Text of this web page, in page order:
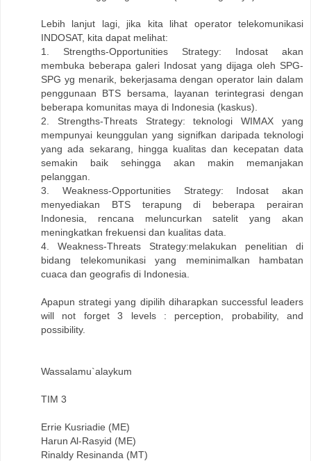
Lebih lanjut lagi, jika kita lihat operator telekomunikasi
INDOSAT, kita dapat melihat:
1. Strengths-Opportunities Strategy: Indosat akan
membuka beberapa galeri Indosat yang dijaga oleh SPG-
SPG yg menarik, bekerjasama dengan operator lain dalam
penggunaan BTS bersama, layanan terintegrasi dengan
beberapa komunitas maya di Indonesia (kaskus).
2. Strengths-Threats Strategy: teknologi WIMAX yang
mempunyai keunggulan yang signifkan daripada teknologi
yang ada sekarang, hingga kualitas dan kecepatan data
semakin baik sehingga akan makin memanjakan
pelanggan.
3. Weakness-Opportunities Strategy: Indosat akan
menyediakan BTS terapung di beberapa perairan
Indonesia, rencana meluncurkan satelit yang akan
meningkatkan frekuensi dan kualitas data.
4. Weakness-Threats Strategy:melakukan penelitian di
bidang telekomunikasi yang meminimalkan hambatan
cuaca dan geografis di Indonesia.
Apapun strategi yang dipilih diharapkan successful leaders
will not forget 3 levels : perception, probability, and
possibility.
Wassalamu`alaykum
TIM 3
Errie Kusriadie (ME)
Harun Al-Rasyid (ME)
Rinaldy Resinanda (MT)